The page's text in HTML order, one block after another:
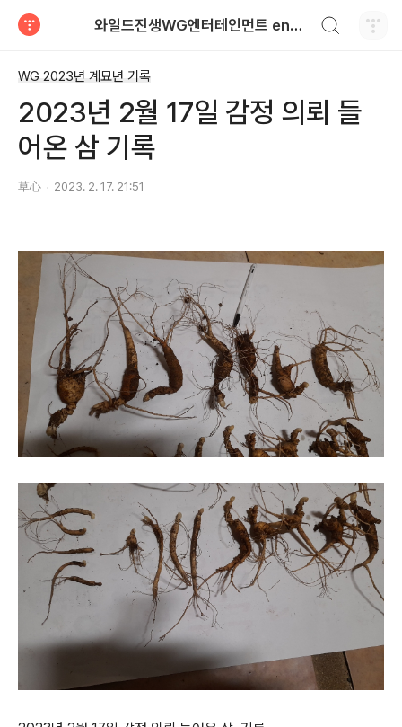
와일드진생WG엔터테인먼트 entertainment
WG 2023년 계묘년 기록
2023년 2월 17일 감정 의뢰 들
어온 삼 기록
草心 2023. 2. 17. 21:51